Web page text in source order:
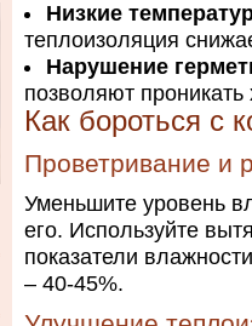
Низкие
теплоизоляция
Нарушение
позволяют
Как бороться с
Проветривание и
Уменьшите уровень
его. Используйте
показатели
– 40-45%.